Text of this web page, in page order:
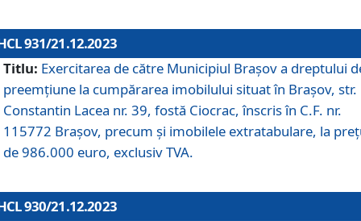
931/21.12.2023
Titlu: Exercitarea de către Municipiul Brașov a dreptului
preemțiune la cumpărarea imobilului situat în Brașov, str.
Constantin Lacea nr. 39, fostă Ciocrac, înscris în C.F. nr.
115772 Brașov, precum și imobilele extratabulare, la
de 986.000 euro, exclusiv TVA.
930/21.12.2023